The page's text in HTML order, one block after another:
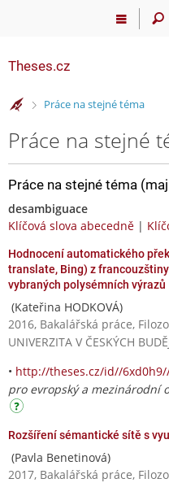
Theses.cz
>Práce na stejné téma
Práce na stejné
Práce na stejné téma
desambiguace
Klíčová slova abecedně |
Hodnocení automatického
translate, Bing) z
vybraných polysémních výrazů
(Kateřina HODKOVÁ)
2016, Bakalářská práce,
UNIVERZITA V ČESKÝCH
• http://theses.cz/id//
pro evropský a mezinárodní
Rozšíření sémantické sítě s
(Pavla Benetinová)
2017, Bakalářská práce,